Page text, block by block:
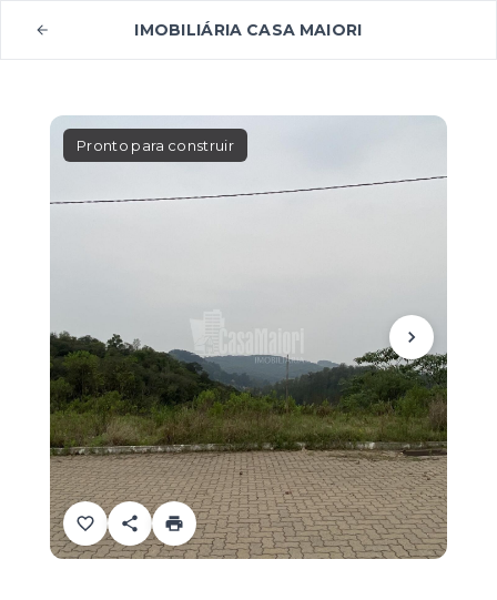
IMOBILIÁRIA CASA MAIORI
Pronto para construir